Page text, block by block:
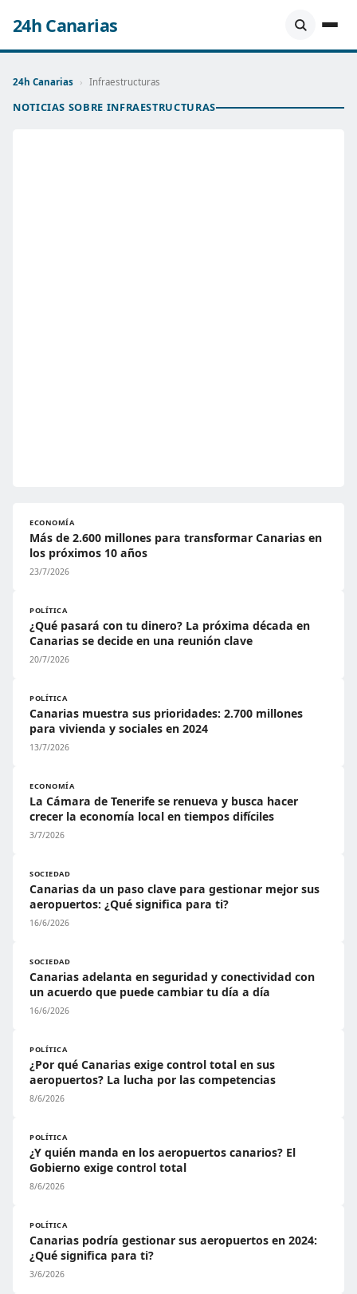
24h Canarias
24h Canarias › Infraestructuras
NOTICIAS SOBRE INFRAESTRUCTURAS
ECONOMÍA
Más de 2.600 millones para transformar Canarias en
los próximos 10 años
23/7/2026
POLÍTICA
¿Qué pasará con tu dinero? La próxima década en
Canarias se decide en una reunión clave
20/7/2026
POLÍTICA
Canarias muestra sus prioridades: 2.700 millones
para vivienda y sociales en 2024
13/7/2026
ECONOMÍA
La Cámara de Tenerife se renueva y busca hacer
crecer la economía local en tiempos difíciles
3/7/2026
SOCIEDAD
Canarias da un paso clave para gestionar mejor sus
aeropuertos: ¿Qué significa para ti?
16/6/2026
SOCIEDAD
Canarias adelanta en seguridad y conectividad con
un acuerdo que puede cambiar tu día a día
16/6/2026
POLÍTICA
¿Por qué Canarias exige control total en sus
aeropuertos? La lucha por las competencias
8/6/2026
POLÍTICA
¿Y quién manda en los aeropuertos canarios? El
Gobierno exige control total
8/6/2026
POLÍTICA
Canarias podría gestionar sus aeropuertos en 2024:
¿Qué significa para ti?
3/6/2026